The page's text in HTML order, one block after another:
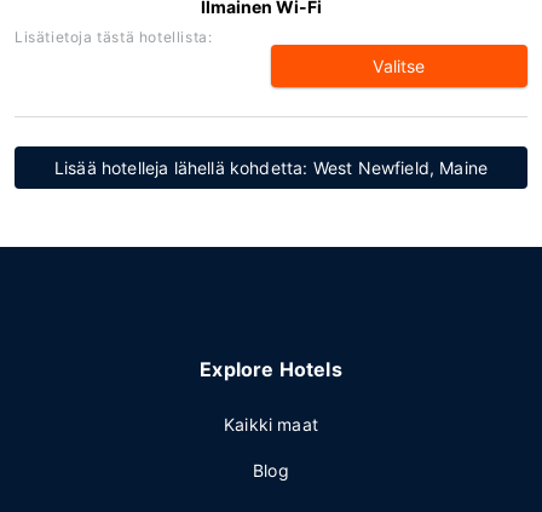
Ilmainen Wi-Fi
Lisätietoja tästä hotellista:
Valitse
Lisää hotelleja lähellä kohdetta: West Newfield, Maine
Explore Hotels
Kaikki maat
Blog